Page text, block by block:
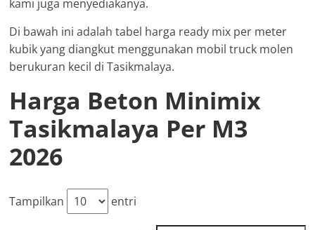
kami juga menyediakanya.
Di bawah ini adalah tabel harga ready mix per meter
kubik yang diangkut menggunakan mobil truck molen
berukuran kecil di Tasikmalaya.
Harga Beton Minimix
Tasikmalaya Per M3
2026
Tampilkan entri